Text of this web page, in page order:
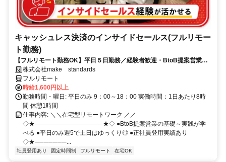
キャッシュレス決済のインサイドセールス(フルリモー
ト勤務)
【フルリモート勤務OK】平日５日勤務／経験者歓迎・BtoB提案営業で
スキルアップ
株式会社make standards
フルリモート
時給1,600円以上
勤務時間・曜日: 平日のみ 9：00～18：00 実働時間：1日あたり8時
間 休憩1時間
仕事内容: ＼＼在宅型リモートワーク ／／
◇★───────────────★◇ ●BtoB提案営業の基礎～実践が学
べる ●平日のみ週5で土日はゆっくり◎ ●正社員登用実績あり
◇★───────...
社員登用あり 固定時間制 フルリモート 在宅OK